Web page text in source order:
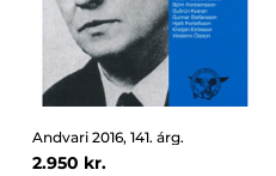
Andvari 2016, 141. árg.
2.950 kr.